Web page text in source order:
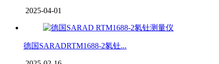
2025-04-01
德国SARADRTM1688-2氡钍...